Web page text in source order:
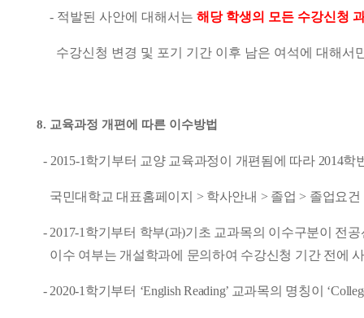
- 적발된 사안에 대해서는 해당 학생의 모든 수강신청
수강신청 변경 및 포기 기간 이후 남은 여석에 대해서
8. 교육과정 개편에 따른 이수방법
- 2015-1학기부터 교양 교육과정이 개편됨에 따라 2014학
국민대학교 대표홈페이지 > 학사안내 > 졸업 > 졸업요
- 2017-1 학기부터 학부(과)기초 교과목의 이수구분이 전
이수 여부는 개설학과에 문의하여 수강신청 기간 전에
- 2020-1 학기부터 ‘English Reading’ 교과목의 명칭이